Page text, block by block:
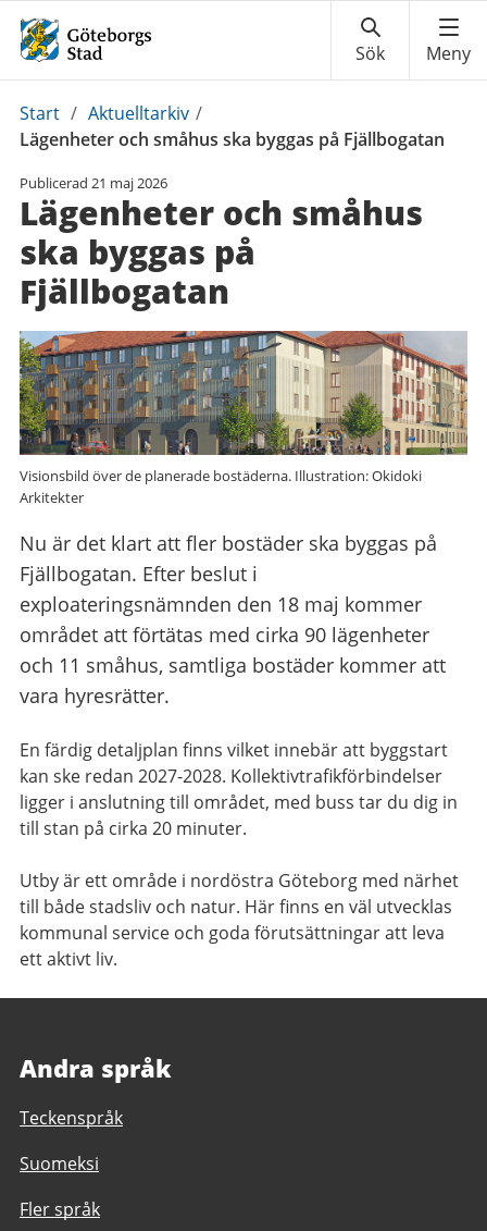
Du
är
Start / Aktuelltarkiv /
Lägenheter och småhus ska byggas på Fjällbogatan
Publicerad 21 maj 2026
Lägenheter och småhus
ska byggas på
Fjällbogatan
Visionsbild över de planerade bostäderna. Illustration: Okidoki
Arkitekter
Nu är det klart att fler bostäder ska byggas på
Fjällbogatan. Efter beslut i
exploateringsnämnden den 18 maj kommer
området att förtätas med cirka 90 lägenheter
och 11 småhus, samtliga bostäder kommer att
vara hyresrätter.
En färdig detaljplan finns vilket innebär att byggstart
kan ske redan 2027-2028. Kollektivtrafikförbindelser
ligger i anslutning till området, med buss tar du dig in
till stan på cirka 20 minuter.
Utby är ett område i nordöstra Göteborg med närhet
till både stadsliv och natur. Här finns en väl utvecklas
kommunal service och goda förutsättningar att leva
ett aktivt liv.
Andra språk
Teckenspråk
Suomeksi
Fler språk